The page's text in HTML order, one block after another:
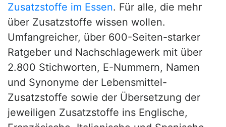
Zusatzstoffe im Essen. Für alle, die mehr
über Zusatzstoffe wissen wollen.
Umfangreicher, über 600-Seiten-starker
Ratgeber und Nachschlagewerk mit über
2.800 Stichworten, E-Nummern, Namen
und Synonyme der Lebensmittel-
Zusatzstoffe sowie der Übersetzung der
jeweiligen Zusatzstoffe ins Englische,